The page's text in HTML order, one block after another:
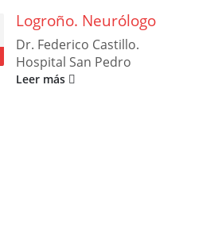
Logroño. Neurólogo
Dr. Federico Castillo.
Hospital San Pedro
Leer más